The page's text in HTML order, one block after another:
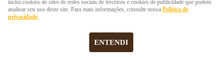
LOJA VIRTUAL CRIADA POR
inclui cookies de sites de redes sociais de terceiros e cookies de publicidade que podem
analisar seu uso deste site. Para mais informações, consulte nossa Política de
privacidade.
ENTENDI